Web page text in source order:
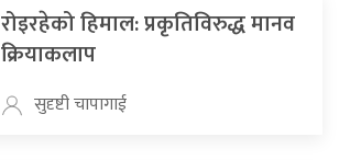
रोइरहेको हिमाल: प्रकृतिविरुद्ध मानव
क्रियाकलाप
सुदृष्टी चापागाई